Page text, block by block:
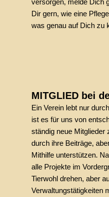
versorgen, melde Dich
Dir gern, wie eine
was genau auf Dich zu
MITGLIED bei
Ein Verein lebt nur
ist es für uns von
ständig neue Mitglieder
durch ihre Beiträge,
Mithilfe unterstützen.
alle Projekte im
Tierwohl drehen, aber
Verwaltungstätigkeiten